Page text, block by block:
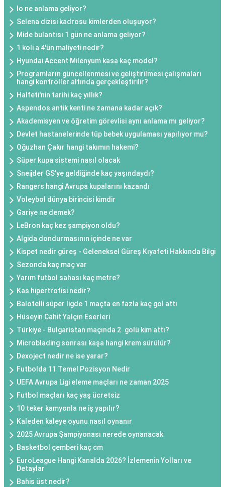
Io ne anlama geliyor?
Selena dizisi kadrosu kimlerden oluşuyor?
Mide bulantısı 1 gün ne anlama geliyor?
1 koli a 4'ün maliyeti nedir?
Hyundai Accent Milenyum kasa kaç model?
Programların güncellenmesi ve geliştirilmesi çalışmaları
hangi kontroller altında gerçekleştirilir?
Halfeti'nin tarihi kaç yıllık?
Aspendos antik kenti ne zamana kadar açık?
Akademisyen ve öğretim görevlisi aynı anlama mı geliyor?
Devlet hastanelerinde tüp bebek uygulaması yapılıyor mu?
Oğuzhan Çakır hangi takımın hakemi?
Süper kupa sistemi nasıl olacak
Sneijder GS'ye geldiğinde kaç yaşındaydı?
Rangers hangi Avrupa kupalarını kazandı
Voleybol dünya birincisi kimdir
Gariye ne demek?
LeBron kaç kez şampiyon oldu?
Algida dondurmasının içinde ne var
Kispet nedir güreş - Geleneksel Güreş Kıyafeti Hakkında Bilgi
Sezonda kaç maç var
Yarım futbol sahası kaç metre?
Kas hipertrofisi nedir?
Balotelli süper ligde 1 maçta en fazla kaç gol attı
Hüseyin Cahit Yalçın Eserleri
Türkiye - Bulgaristan maçında 2. golü kim attı?
Microblading sonrası kaşa hangi krem sürülür?
Dexoject nedir ne ise yarar?
Futbolda 11 Temel Pozisyon Nedir
UEFA Avrupa Ligi eleme maçları ne zaman 2025
Futbol maçları kaç yaş ücretsiz
10 teker kamyonla ne iş yapılır?
Kaleden kaleye oyunu nasıl oynanır
2025 Avrupa Şampiyonası nerede oynanacak
Basketbol çemberi kaç cm
EuroLeague Hangi Kanalda 2026? İzlemenin Yolları ve
Detaylar
Bahis üst nedir?